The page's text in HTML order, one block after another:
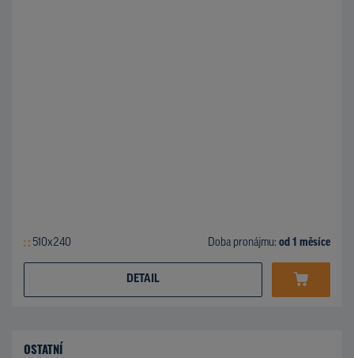
510x240 Doba pronájmu: od 1 měsíce
DETAIL
OSTATNÍ